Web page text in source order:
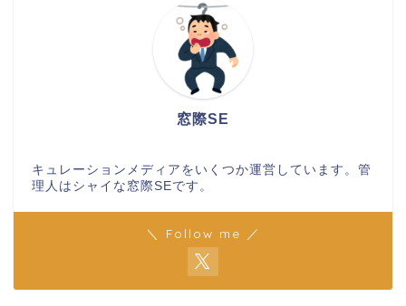
窓際SE
キュレーションメディアをいくつか運営しています。管
理人はシャイな窓際SEです。
＼ Follow me ／